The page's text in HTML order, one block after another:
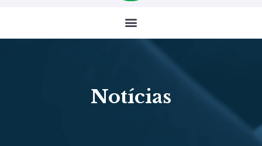
Notícias